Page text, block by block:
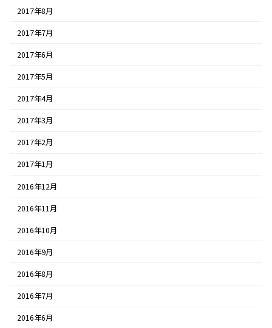
2017年8月
2017年7月
2017年6月
2017年5月
2017年4月
2017年3月
2017年2月
2017年1月
2016年12月
2016年11月
2016年10月
2016年9月
2016年8月
2016年7月
2016年6月